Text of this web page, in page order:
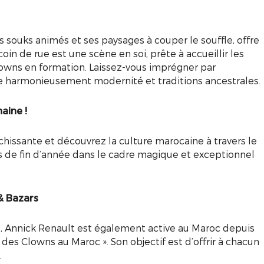
souks animés et ses paysages à couper le souffle, offre
de rue est une scène en soi, prête à accueillir les
en formation. Laissez-vous imprégner par
modernité et traditions ancestrales.
!
et découvrez la culture marocaine à travers le
fin d’année dans le cadre magique et exceptionnel
Bazars
Renault est également active au Maroc depuis
Clowns au Maroc ». Son objectif est d’offrir à chacun